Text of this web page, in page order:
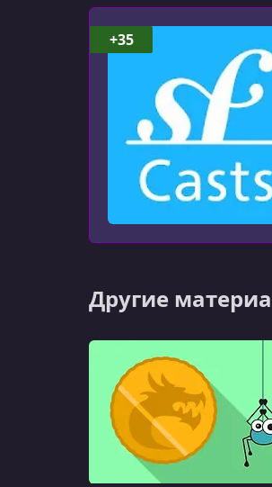
+35
Другие